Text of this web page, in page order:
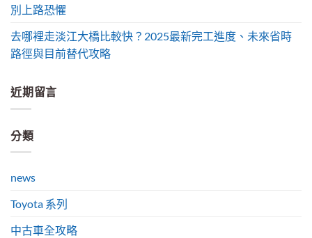
別上路恐懼
去哪裡走淡江大橋比較快？2025最新完工進度、未來省時
路徑與目前替代攻略
近期留言
分類
news
Toyota 系列
中古車全攻略